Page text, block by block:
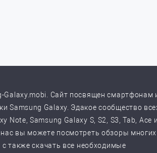
Galaxy.mobi. Сайт посвящен смартфонам
Samsung Galaxy. Эдакое сообщество
Note, Samsung Galaxy S, S2, S3, Tab, Ace и
вы можете посмотреть обзоры многих
с также скачать все необходимые